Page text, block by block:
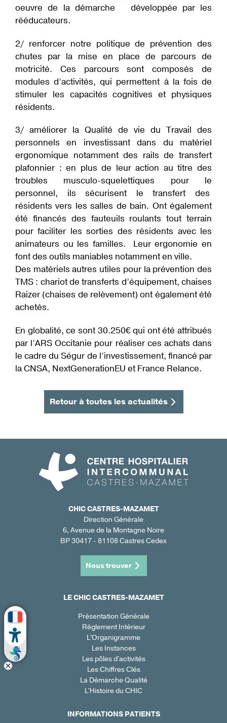
oeuvre de la démarche développée par les
rééducateurs.
2/ renforcer notre politique de prévention des
chutes par la mise en place de parcours de
motricité. Ces parcours sont composés de
modules d’activités, qui permettent à la fois de
stimuler les capacités cognitives et physiques
résidents.
3/ améliorer la Qualité de vie du Travail des
personnels en investissant dans du matériel
ergonomique notamment des rails de transfert
plafonnier : en plus de leur action au titre des
troubles musculo-squelettiques pour le
personnel, ils sécurisent le transfert des
résidents vers les salles de bain. Ont également
été financés des fauteuils roulants tout terrain
pour faciliter les sorties des résidents avec les
animateurs ou les familles. Leur ergonomie en
font des outils maniables notamment en ville.
Des matériels autres utiles pour la prévention des
TMS : chariot de transferts d’équipement, chaises
Raizer (chaises de relèvement) ont également été
achetés.
En globalité, ce sont 30.250€ qui ont été attribués
par l’ARS Occitanie pour réaliser ces achats dans
le cadre du Ségur de l’investissement, financé par
la CNSA, NextGenerationEU et France Relance.
Retour à toutes les actualités
CHIC CASTRES-MAZAMET
Direction Générale
6, Avenue de la Montagne Noire
BP 30417 - 81108 Castres Cedex
Nous trouver
LE CHIC CASTRES-MAZAMET
Présentation Générale
Règlement Intérieur
L'Organigramme
Les Instances
Les pôles d'activités
Les Chiffres Clés
La Démarche Qualité
L'Histoire du CHIC
INFORMATIONS PATIENTS